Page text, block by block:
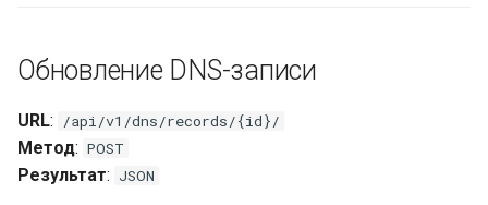
Обновление DNS-записи
URL: /api/v1/dns/records/{id}/
Метод: POST
Результат: JSON